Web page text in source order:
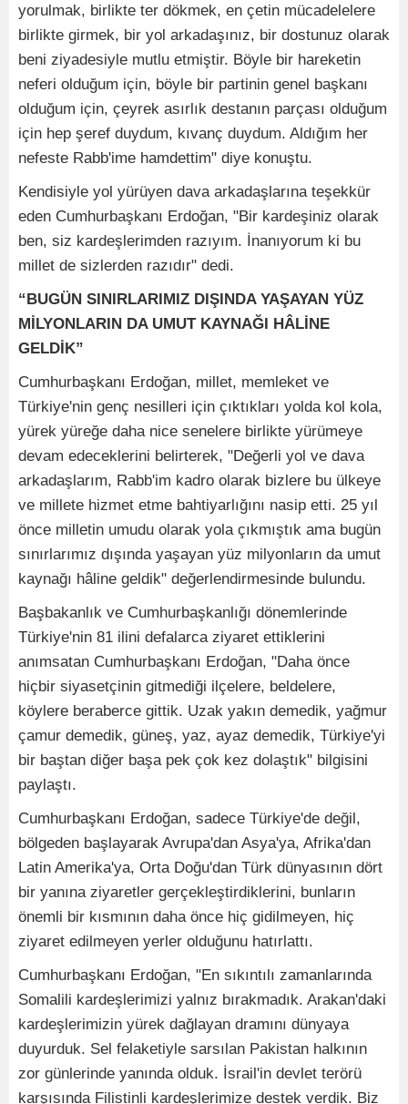
yorulmak, birlikte ter dökmek, en çetin mücadelelere
birlikte girmek, bir yol arkadaşınız, bir dostunuz olarak
beni ziyadesiyle mutlu etmiştir. Böyle bir hareketin
neferi olduğum için, böyle bir partinin genel başkanı
olduğum için, çeyrek asırlık destanın parçası olduğum
için hep şeref duydum, kıvanç duydum. Aldığım her
nefeste Rabb'ime hamdettim" diye konuştu.
Kendisiyle yol yürüyen dava arkadaşlarına teşekkür
eden Cumhurbaşkanı Erdoğan, "Bir kardeşiniz olarak
ben, siz kardeşlerimden razıyım. İnanıyorum ki bu
millet de sizlerden razıdır" dedi.
“BUGÜN SINIRLARIMIZ DIŞINDA YAŞAYAN YÜZ
MİLYONLARIN DA UMUT KAYNAĞI HÂLİNE
GELDİK”
Cumhurbaşkanı Erdoğan, millet, memleket ve
Türkiye'nin genç nesilleri için çıktıkları yolda kol kola,
yürek yüreğe daha nice senelere birlikte yürümeye
devam edeceklerini belirterek, "Değerli yol ve dava
arkadaşlarım, Rabb'im kadro olarak bizlere bu ülkeye
ve millete hizmet etme bahtiyarlığını nasip etti. 25 yıl
önce milletin umudu olarak yola çıkmıştık ama bugün
sınırlarımız dışında yaşayan yüz milyonların da umut
kaynağı hâline geldik" değerlendirmesinde bulundu.
Başbakanlık ve Cumhurbaşkanlığı dönemlerinde
Türkiye'nin 81 ilini defalarca ziyaret ettiklerini
anımsatan Cumhurbaşkanı Erdoğan, "Daha önce
hiçbir siyasetçinin gitmediği ilçelere, beldelere,
köylere beraberce gittik. Uzak yakın demedik, yağmur
çamur demedik, güneş, yaz, ayaz demedik, Türkiye'yi
bir baştan diğer başa pek çok kez dolaştık" bilgisini
paylaştı.
Cumhurbaşkanı Erdoğan, sadece Türkiye'de değil,
bölgeden başlayarak Avrupa'dan Asya'ya, Afrika'dan
Latin Amerika'ya, Orta Doğu'dan Türk dünyasının dört
bir yanına ziyaretler gerçekleştirdiklerini, bunların
önemli bir kısmının daha önce hiç gidilmeyen, hiç
ziyaret edilmeyen yerler olduğunu hatırlattı.
Cumhurbaşkanı Erdoğan, "En sıkıntılı zamanlarında
Somalili kardeşlerimizi yalnız bırakmadık. Arakan'daki
kardeşlerimizin yürek dağlayan dramını dünyaya
duyurduk. Sel felaketiyle sarsılan Pakistan halkının
zor günlerinde yanında olduk. İsrail'in devlet terörü
karşısında Filistinli kardeşlerimize destek verdik. Biz